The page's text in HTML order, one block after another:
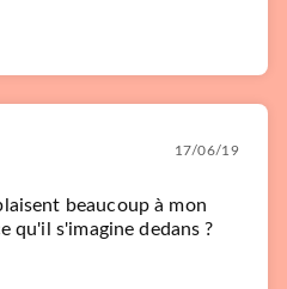
17/06/19
beaucoup à mon
qu'il s'imagine dedans ?